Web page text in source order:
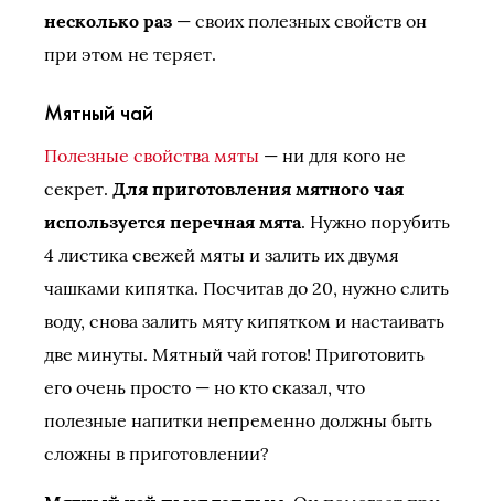
несколько раз — своих полезных свойств он
при этом не теряет.
Мятный чай
Полезные свойства мяты — ни для кого не
секрет. Для приготовления мятного чая
используется перечная мята. Нужно порубить
4 листика свежей мяты и залить их двумя
чашками кипятка. Посчитав до 20, нужно слить
воду, снова залить мяту кипятком и настаивать
две минуты. Мятный чай готов! Приготовить
его очень просто — но кто сказал, что
полезные напитки непременно должны быть
сложны в приготовлении?